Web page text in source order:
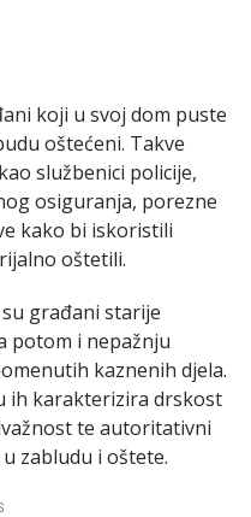
koji u svoj dom puste
oštećeni. Takve
službenici policije,
osiguranja, porezne
kako bi iskoristili
oštetili.
građani starije
potom i nepažnju
kaznenih djela.
ih karakterizira drskost
te autoritativni
zabludu i oštete.